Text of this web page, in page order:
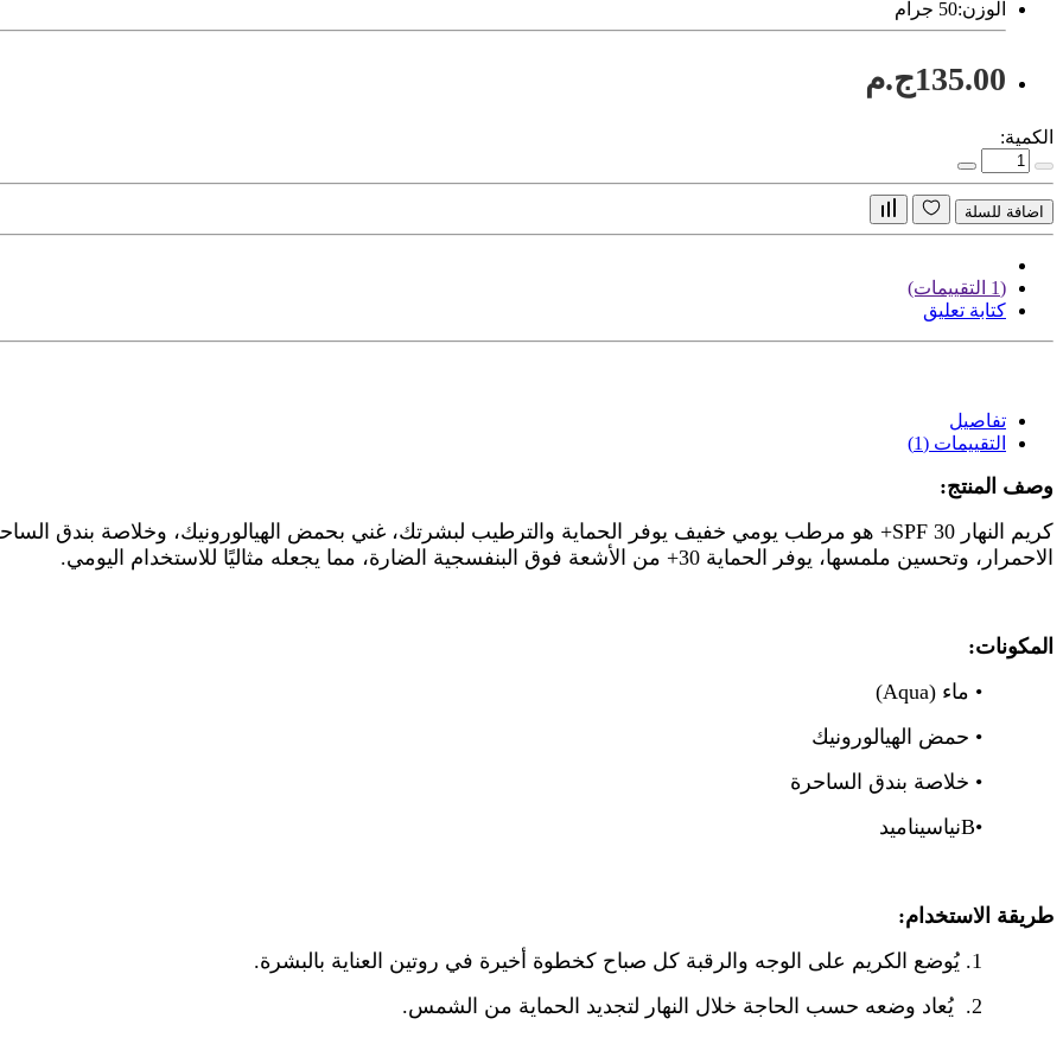
الوزن:50 جرام
135.00ج.م
الكمية:
اضافة للسلة
(1 التقييمات)
كتابة تعليق
تفاصيل
التقييمات (1)
وصف المنتج:
كريم النهار SPF 30+ هو مرطب يومي خفيف يوفر الحماية والترطيب لبشرتك، غني بحمض الهيالورونيك، وخلاصة بندق
الاحمرار، وتحسين ملمسها، يوفر الحماية 30+ من الأشعة فوق البنفسجية الضارة، مما يجعله مثاليًا للاستخدام اليومي.
المكونات:
• ماء (Aqua
)
• حمض الهيالورونيك
• خلاصة بندق الساحرة
•B
نياسيناميد
طريقة الاستخدام:
1. يُوضع الكريم على الوجه والرقبة كل صباح كخطوة أخيرة في روتين العناية بالبشرة.
2.
يُعاد وضعه حسب الحاجة خلال النهار لتجديد الحماية من الشمس.